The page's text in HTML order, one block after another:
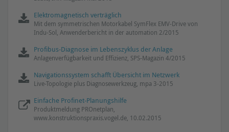
Elektromagnetisch verträglich
Mit dem symmetrischen Motorkabel SymFlex EMV-Drive von
Indu-Sol, Anwenderbericht in der automation 2/2015
Profibus-Diagnose im Lebenszyklus der Anlage
Anlagenverfügbarkeit und Effizienz, SPS-Magazin 4/2015
Navigationssystem schafft Übersicht im Netzwerk
Live-Topologie plus Diagnosewerkzeug, mpa 3-2015
Einfache Profinet-Planungshilfe
Produktmeldung PROnetplan,
www.konstruktionspraxis.vogel.de, 10.02.2015